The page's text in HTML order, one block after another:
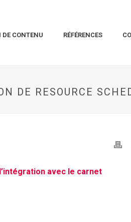
DE CONTENU RÉFÉRENCES
DE RESOURCE
avec le carnet